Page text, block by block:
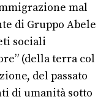
mal
di Gruppo Abele
sociali
(della terra col
del passato
di umanità sotto